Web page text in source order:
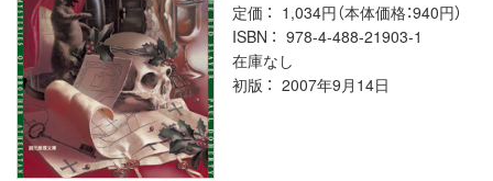
定価
1,034円（本体価格：940円）
ISBN
978-4-488-21903-1
在庫なし
初版
2007年9月14日